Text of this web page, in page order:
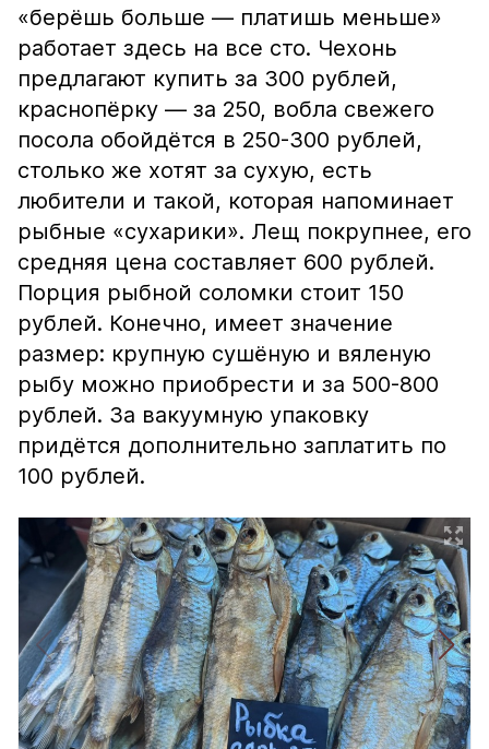
«берёшь больше — платишь меньше»
работает здесь на все сто. Чехонь
предлагают купить за 300 рублей,
краснопёрку — за 250, вобла свежего
посола обойдётся в 250-300 рублей,
столько же хотят за сухую, есть
любители и такой, которая напоминает
рыбные «сухарики». Лещ покрупнее, его
средняя цена составляет 600 рублей.
Порция рыбной соломки стоит 150
рублей. Конечно, имеет значение
размер: крупную сушёную и вяленую
рыбу можно приобрести и за 500-800
рублей. За вакуумную упаковку
придётся дополнительно заплатить по
100 рублей.